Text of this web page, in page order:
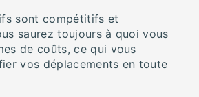
sont compétitifs et
saurez toujours à quoi vous
de coûts, ce qui vous
vos déplacements en toute